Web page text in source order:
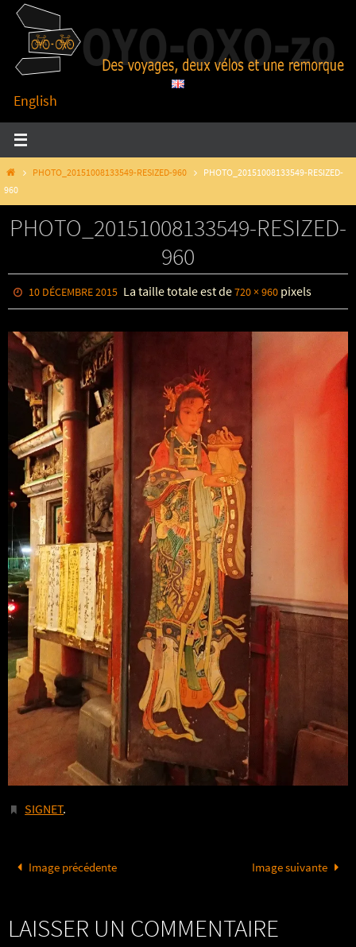
Passer
contenu
English
HOMEPHOTO_20151008133549-RESIZED-960
PHOTO_20151008133549-RESIZED-
960
PHOTO_20151008133549-RESIZED-
960
10 DÉCEMBRE 2015 La taille totale est de720 × 960 pixels
SIGNET.
Image précédente Image suivante
LAISSER UN COMMENTAIRE